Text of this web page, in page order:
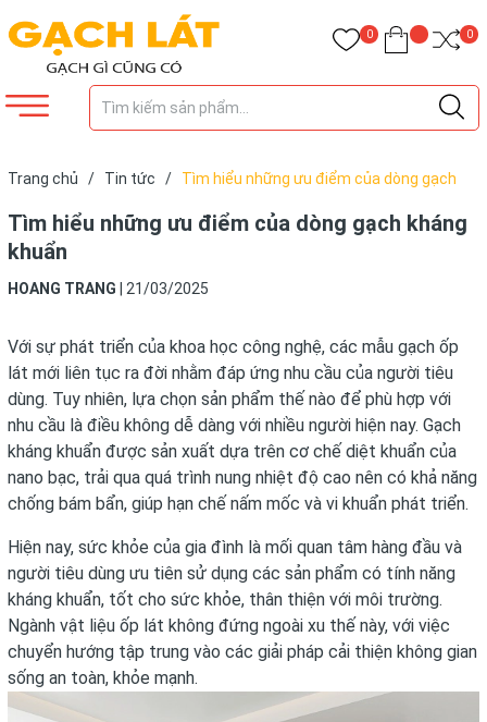
0 0
Trang chủ / Tin tức /
Tìm hiểu những ưu điểm của dòng gạch
Tìm hiểu những ưu điểm của dòng gạch kháng
khuẩn
HOANG TRANG 21/03/2025
Với sự phát triển của khoa học công nghệ, các mẫu gạch ốp
lát mới liên tục ra đời nhằm đáp ứng nhu cầu của người tiêu
dùng. Tuy nhiên, lựa chọn sản phẩm thế nào để phù hợp với
nhu cầu là điều không dễ dàng với nhiều người hiện nay. Gạch
kháng khuẩn được sản xuất dựa trên cơ chế diệt khuẩn của
nano bạc, trải qua quá trình nung nhiệt độ cao nên có khả năng
chống bám bẩn, giúp hạn chế nấm mốc và vi khuẩn phát triển.
Hiện nay, sức khỏe của gia đình là mối quan tâm hàng đầu và
người tiêu dùng ưu tiên sử dụng các sản phẩm có tính năng
kháng khuẩn, tốt cho sức khỏe, thân thiện với môi trường.
Ngành vật liệu ốp lát không đứng ngoài xu thế này, với việc
chuyển hướng tập trung vào các giải pháp cải thiện không gian
sống an toàn, khỏe mạnh.